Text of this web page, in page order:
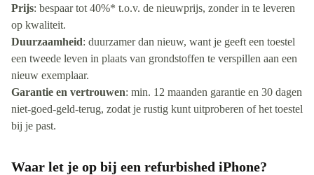
Prijs: bespaar tot 40%* t.o.v. de nieuwprijs, zonder in te leveren
op kwaliteit.
Duurzaamheid: duurzamer dan nieuw, want je geeft een toestel
een tweede leven in plaats van grondstoffen te verspillen aan een
nieuw exemplaar.
Garantie en vertrouwen: min. 12 maanden garantie en 30 dagen
niet-goed-geld-terug, zodat je rustig kunt uitproberen of het toestel
bij je past.
Waar let je op bij een refurbished iPhone?